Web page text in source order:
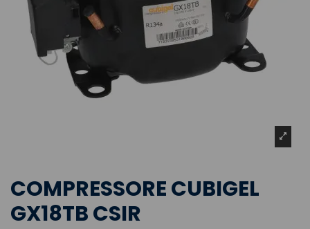
COMPRESSORE CUBIGEL
GX18TB CSIR